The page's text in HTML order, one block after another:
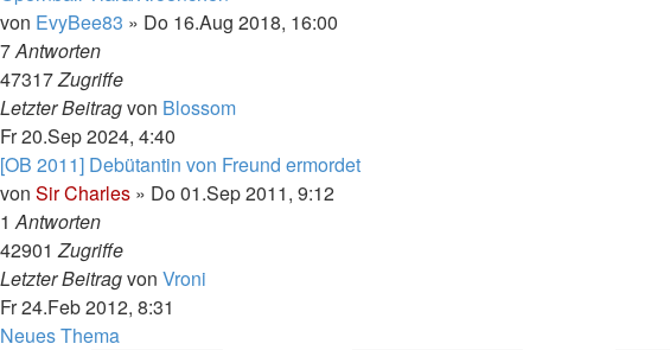
von EvyBee83 » Do 16.Aug 2018, 16:00
7Antworten
47317Zugriffe
Letzter Beitragvon Blossom
Fr 20.Sep 2024, 4:40
[OB 2011] Debütantin von Freund ermordet
von Sir Charles » Do 01.Sep 2011, 9:12
1Antworten
42901Zugriffe
Letzter Beitragvon Vroni
Fr 24.Feb 2012, 8:31
Neues Thema